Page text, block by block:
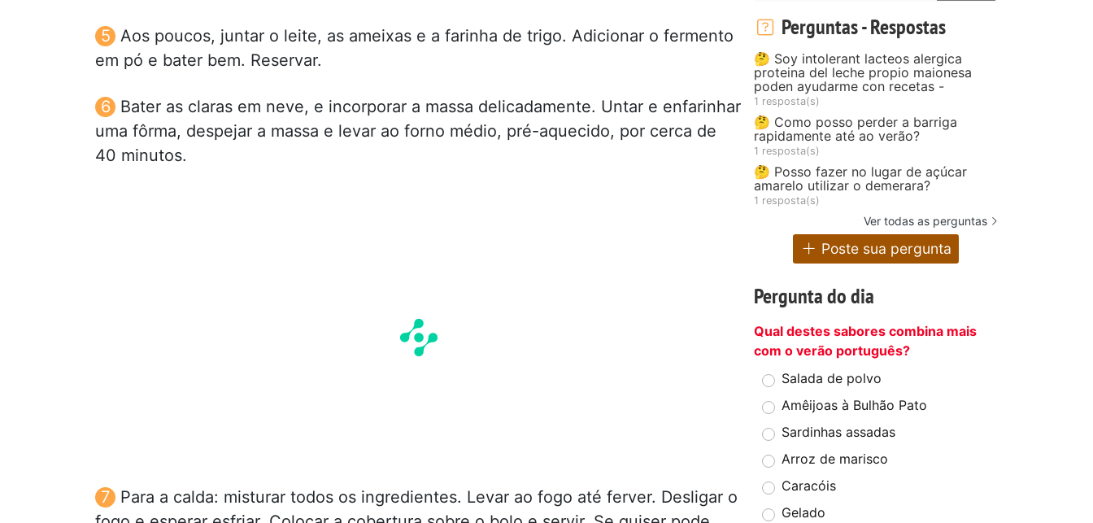
Aos poucos, juntar o leite, as ameixas e a farinha de trigo. Adicionar o fermento
em pó e bater bem. Reservar.
Bater as claras em neve, e incorporar a massa delicadamente. Untar e enfarinhar
uma fôrma, despejar a massa e levar ao forno médio, pré-aquecido, por cerca de
40 minutos.
Para a calda: misturar todos os ingredientes. Levar ao fogo até ferver. Desligar o
Perguntas - Respostas
🤔 Soy intolerant lacteos alergica
proteina del leche propio maionesa
poden ayudarme con recetas -
1 resposta(s)
🤔 Como posso perder a barriga
rapidamente até ao verão?
1 resposta(s)
🤔 Posso fazer no lugar de açúcar
amarelo utilizar o demerara?
1 resposta(s)
Ver todas as perguntas
Poste sua pergunta
Pergunta do dia
Qual destes sabores combina mais
com o verão português?
Salada de polvo
Amêijoas à Bulhão Pato
Sardinhas assadas
Arroz de marisco
Caracóis
Gelado